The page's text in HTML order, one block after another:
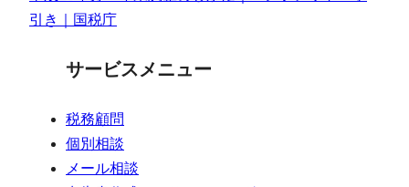
引き｜国税庁
サービスメニュー
税務顧問
個別相談
メール相談